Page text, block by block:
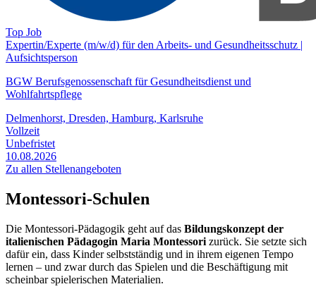
Top Job
Expertin/Experte (m/w/d) für den Arbeits- und Gesundheitsschutz |
Aufsichtsperson
BGW Berufsgenossenschaft für Gesundheitsdienst und
Wohlfahrtspflege
Delmenhorst, Dresden, Hamburg, Karlsruhe
Vollzeit
Unbefristet
10.08.2026
Zu allen Stellenangeboten
Montessori-Schulen
Die Montessori-Pädagogik geht auf das Bildungskonzept der
italienischen Pädagogin Maria Montessori zurück. Sie setzte sich
dafür ein, dass Kinder selbstständig und in ihrem eigenen Tempo
lernen – und zwar durch das Spielen und die Beschäftigung mit
scheinbar spielerischen Materialien.